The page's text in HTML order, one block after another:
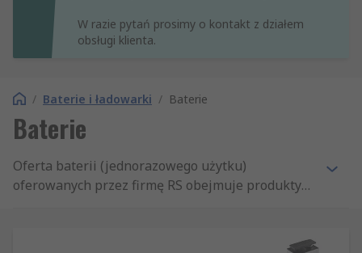
W razie pytań prosimy o kontakt z działem
obsługi klienta.
/ Baterie i ładowarki / Baterie
Baterie
Oferta baterii (jednorazowego użytku)
oferowanych przez firmę RS obejmuje produkty
marek na rynku, takich jak Duracell, Energizer,